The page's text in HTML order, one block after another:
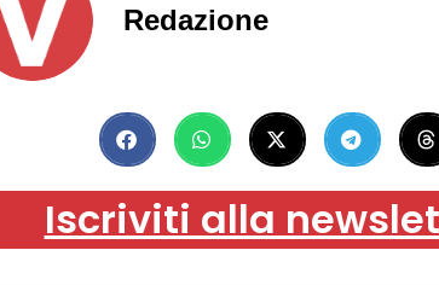
Redazione
Iscriviti alla